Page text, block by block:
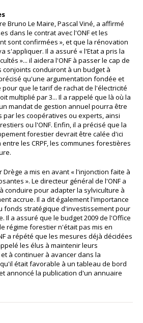
Bruno Le Maire, Pascal Viné, a affirmé
dans le contrat avec l'ONF et les
sont confirmées », et que la rénovation
s'appliquer. Il a assuré « l'Etat a pris la
»... il aidera l'ONF à passer le cap de
conjoints conduiront à un budget à
qu'une argumentation fondée et
que le tarif de rachat de l'électricité
multiplié par 3... Il a rappelé que là où la
mandat de gestion annuel pourra être
les coopératives ou experts, ainsi
ou l'ONF. Enfin, il a précisé que la
forestier devrait être calée d'ici
les CRPF, les communes forestières
Drège a mis en avant « l'injonction faite à
». Le directeur général de l'ONF a
conduire pour adapter la sylviculture à
accrue. Il a dit également l'importance
fonds stratégique d'investissement pour
Il a assuré que le budget 2009 de l'Office
régime forestier n'était pas mis en
a répété que les mesures déjà décidées
les élus à maintenir leurs
à continuer à avancer dans la
était favorable à un tableau de bord
annoncé la publication d'un annuaire